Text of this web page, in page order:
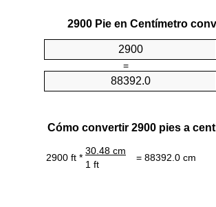
2900 Pie en Centímetro
=
Cómo convertir 2900 pies a
2900 ft *
30.48 cm
= 88392.0 cm
1 ft